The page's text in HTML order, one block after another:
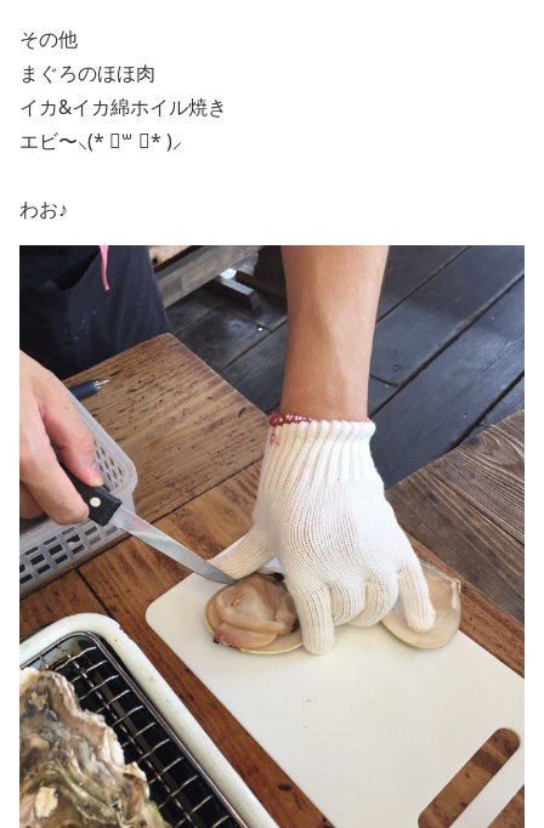
その他
まぐろのほほ肉
イカ&イカ綿ホイル焼き
エビ〜⸜(* ॑꒳ ॑* )⸝
わお♪